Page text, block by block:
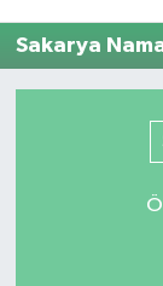
Sakarya
Trafik
Son